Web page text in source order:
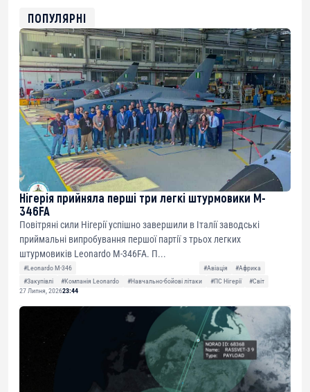
0xfD02863D3289416fcF50975c9DFda13623f97758
ПОПУЛЯРНІ
Нігерія прийняла перші три легкі штурмовики M-
346FA
Повітряні сили Нігерії успішно завершили в Італії заводські
приймальні випробування першої партії з трьох легких
штурмовиків Leonardo M-346FA. П...
#Leonardo M-346 #Авіація
#Африка
#Закупівлі
#Компанія Leonardo #Навчально-бойові літаки #ПС Нігерії
#Світ
27 Липня, 202623:44